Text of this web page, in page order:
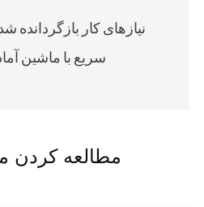
نیازهای کار بازگردانده
سریع با ماشین
مطالعه کردن